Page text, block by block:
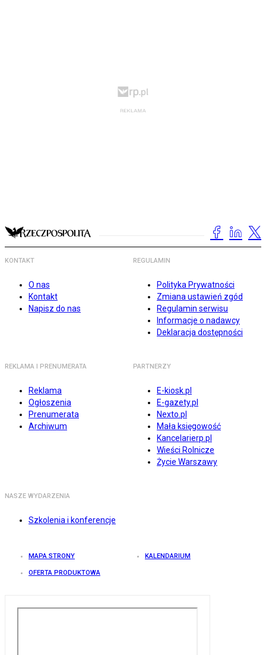
KONTAKT
O nas
Kontakt
Napisz do nas
REGULAMIN
Polityka Prywatności
Zmiana ustawień zgód
Regulamin serwisu
Informacje o nadawcy
Deklaracja dostępności
REKLAMA I PRENUMERATA
Reklama
Ogłoszenia
Prenumerata
Archiwum
PARTNERZY
E-kiosk.pl
E-gazety.pl
Nexto.pl
Mała księgowość
Kancelarierp.pl
Wieści Rolnicze
Życie Warszawy
NASZE WYDARZENIA
Szkolenia i konferencje
MAPA STRONY KALENDARIUM
OFERTA PRODUKTOWA